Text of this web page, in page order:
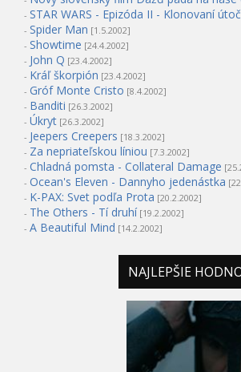
- STAR WARS - Epizóda II - Klonovaní
- Spider Man [1.5.2002]
- Showtime [24.4.2002]
- John Q [23.4.2002]
- Kráľ škorpión [23.4.2002]
- Gróf Monte Cristo [8.4.2002]
- Banditi [26.3.2002]
- Úkryt [26.3.2002]
- Jeepers Creepers [18.3.2002]
- Za nepriateľskou líniou [7.3.2002]
- Chladná pomsta - Collateral Damage
- Ocean's Eleven - Dannyho jedenástka
- K-PAX: Svet podľa Prota [20.2.2002]
- The Others - Tí druhí[19.2.2002]
- A Beautiful Mind [14.2.2002]
NAJLEPŠIE